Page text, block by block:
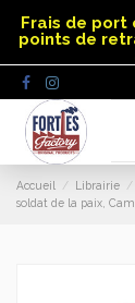
Frais de port
points de
Accueil Librairie
soldat de la paix,